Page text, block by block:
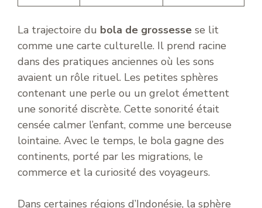
La trajectoire du bola de grossesse se lit
comme une carte culturelle. Il prend racine
dans des pratiques anciennes où les sons
avaient un rôle rituel. Les petites sphères
contenant une perle ou un grelot émettent
une sonorité discrète. Cette sonorité était
censée calmer l’enfant, comme une berceuse
lointaine. Avec le temps, le bola gagne des
continents, porté par les migrations, le
commerce et la curiosité des voyageurs.
Dans certaines régions d’Indonésie, la sphère